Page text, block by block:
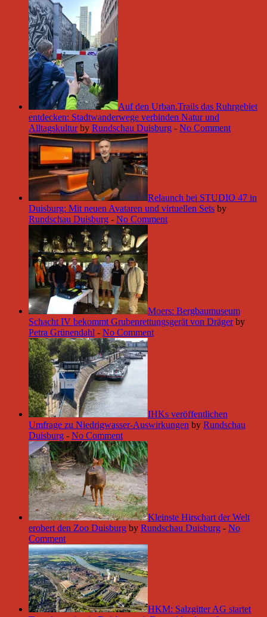
Auf den Urban.Trails das Ruhrgebiet
entdecken: Stadtwanderwege verbinden Natur und
Alltagskultur by Rundschau Duisburg - No Comment
Relaunch bei STUDIO 47 in
Duisburg: Mit neuen Avataren und virtuellen Sets by
Rundschau Duisburg - No Comment
Moers: Bergbaumuseum
Schacht IV bekommt Grubenrettungsgerät von Dräger by
Petra Grünendahl - No Comment
IHKs veröffentlichen
Umfrage zu Niedrigwasser-Auswirkungen by Rundschau
Duisburg - No Comment
Kleinste Hirschart der Welt
erobert den Zoo Duisburg by Rundschau Duisburg - No
Comment
HKM: Salzgitter AG startet